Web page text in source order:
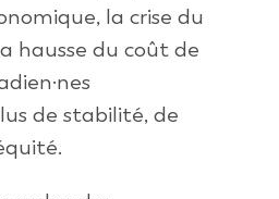
la crise du
hausse du coût de
de stabilité, de